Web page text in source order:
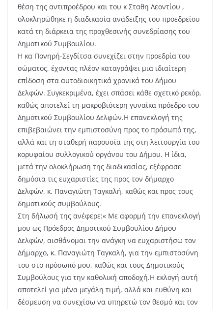
θέση της αντιπροέδρου και του κ Σταθη Λεοντίου ,
ολοκληρώθηκε η διαδικασία ανάδειξης του προεδρείου
κατά τη διάρκεια της προχθεσινής συνεδρίασης του
Δημοτικού Συμβουλίου.
Η κα Πονηρή-Σεγδίτσα συνεχίζει στην προεδρία του
σώματος, έχοντας πλέον καταγράψει μια ιδιαίτερη
επίδοση στα αυτοδιοικητικά χρονικά του Δήμου
Δελφών. Συγκεκριμένα, έχει σπάσει κάθε σχετικό ρεκόρ,
καθώς αποτελεί τη μακροβιότερη γυναίκα πρόεδρο του
Δημοτικού Συμβουλίου Δελφών.Η επανεκλογή της
επιβεβαιώνει την εμπιστοσύνη προς το πρόσωπό της,
αλλά και τη σταθερή παρουσία της στη λειτουργία του
κορυφαίου συλλογικού οργάνου του Δήμου. Η ίδια,
μετά την ολοκλήρωση της διαδικασίας, εξέφρασε
δημόσια τις ευχαριστίες της προς τον δήμαρχο
Δελφών, κ. Παναγιώτη Ταγκαλή, καθώς και προς τους
δημοτικούς συμβούλους.
Στη δήλωσή της ανέφερε:« Με αφορμή την επανεκλογή
μου ως Πρόεδρος Δημοτικού Συμβουλίου Δήμου
Δελφών, αισθάνομαι την ανάγκη να ευχαριστήσω τον
Δήμαρχο, κ. Παναγιώτη Ταγκαλή, για την εμπιστοσύνη
του στο πρόσωπό μου, καθώς και τους Δημοτικούς
Συμβούλους για την καθολική αποδοχή.Η εκλογή αυτή
αποτελεί για μένα μεγάλη τιμή, αλλά και ευθύνη και
δέσμευση να συνεχίσω να υπηρετώ τον θεσμό και τον